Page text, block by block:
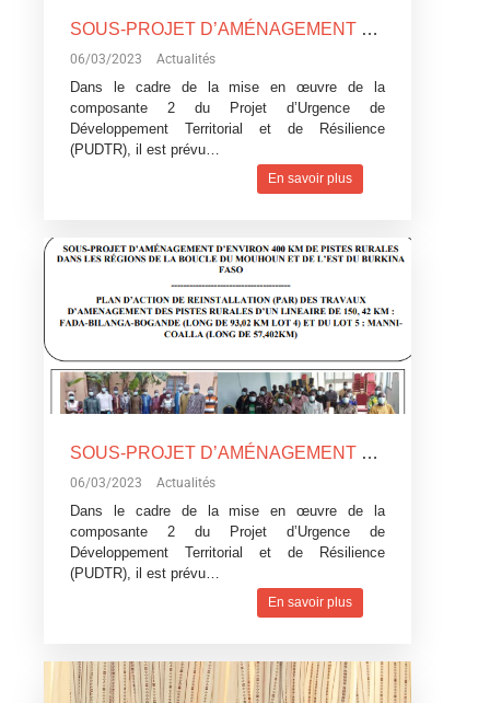
SOUS-PROJET D’AMÉNAGEMENT D’ENVIRON 400 KM DE PISTES RURALES DANS LES RÉGIONS DE LA BOUCLE DU MOUHOUN ET DE L’EST DU BURKINA FASO
06/03/2023 Actualités
Dans le cadre de la mise en œuvre de la
composante 2 du Projet d’Urgence de
Développement Territorial et de Résilience
(PUDTR), il est prévu…
En savoir plus
SOUS-PROJET D’AMÉNAGEMENT D’ENVIRON 400 KM DE PISTES RURALES DANS LES RÉGIONS DE LA BOUCLE DU MOUHOUN ET DE L’EST DU BURKINA FASO
06/03/2023 Actualités
Dans le cadre de la mise en œuvre de la
composante 2 du Projet d’Urgence de
Développement Territorial et de Résilience
(PUDTR), il est prévu…
En savoir plus